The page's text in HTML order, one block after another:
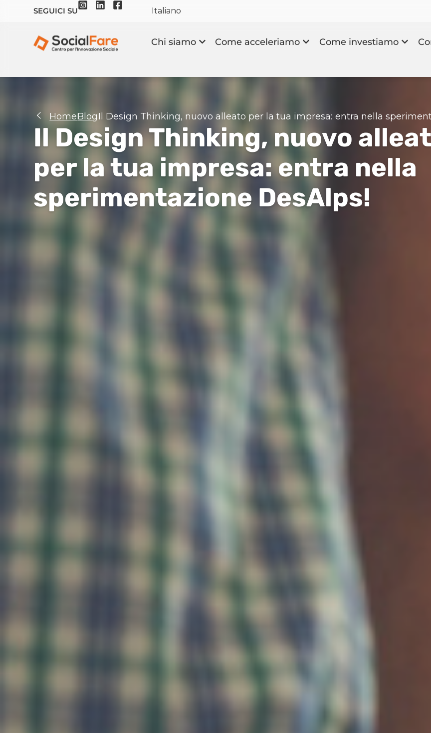
SEGUICI SU Italiano
Chi siamo Come acceleriamo Come investiamo
HomeBlogIl Design Thinking, nuovo alleato per la tua impresa: entra nella
Il Design Thinking, nuovo
per la tua impresa: entra nella
sperimentazione DesAlps!